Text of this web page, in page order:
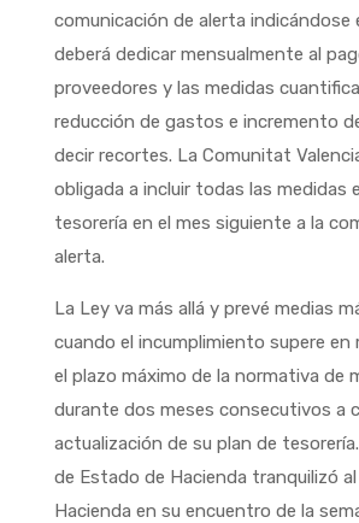
comunicación de alerta indicándose
deberá dedicar mensualmente al
proveedores y las medidas
reducción de gastos e incremento
decir recortes. La Comunitat
obligada a incluir todas las medidas
tesorería en el mes siguiente a la
alerta.
La Ley va más allá y prevé medias
cuando el incumplimiento supere en
el plazo máximo de la normativa de
durante dos meses consecutivos a
actualización de su plan de
de Estado de Hacienda tranquilizó
Hacienda en su encuentro de la